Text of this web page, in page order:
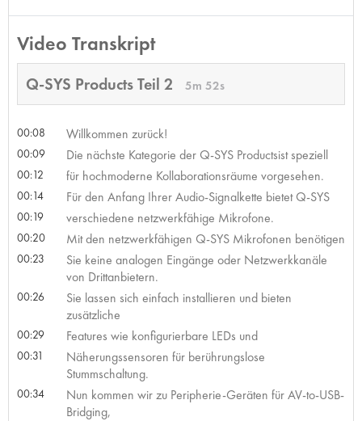
Video Transkript
Q-SYS Products Teil 2 5m 52s
00:08 Willkommen zurück!
00:09 Die nächste Kategorie der Q-SYS Productsist speziell
00:12 für hochmoderne Kollaborationsräume vorgesehen.
00:14 Für den Anfang Ihrer Audio-Signalkette bietet Q-SYS
00:19 verschiedene netzwerkfähige Mikrofone.
00:20 Mit den netzwerkfähigen Q-SYS Mikrofonen benötigen
00:23
Sie keine analogen Eingänge oder Netzwerkkanäle
von Drittanbietern.
00:26
Sie lassen sich einfach installieren und bieten
zusätzliche
00:29 Features wie konfigurierbare LEDs und
00:31
Näherungssensoren für berührungslose
Stummschaltung.
00:34
Nun kommen wir zu Peripherie-Geräten für AV-to-USB-
Bridging,